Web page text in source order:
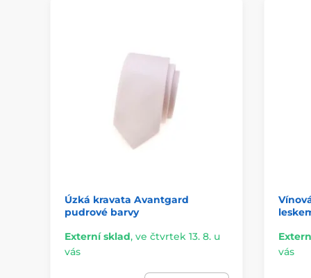
Úzká kravata Avantgard
pudrové barvy
Externí sklad, ve čtvrtek 13. 8. u
vás
vás